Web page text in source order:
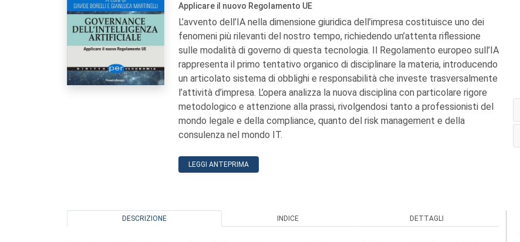
Applicare il nuovo Regolamento UE
L’avvento dell’IA nella dimensione giuridica dell’impresa costituisce uno dei
fenomeni più rilevanti del nostro tempo, richiedendo un’attenta riflessione
sulle modalità di governo di questa tecnologia. Il Regolamento europeo sull’IA
rappresenta il primo tentativo organico di disciplinare la materia, introducendo
un articolato sistema di obblighi e responsabilità che investe trasversalmente
l’attività d’impresa. L’opera analizza la nuova disciplina con particolare rigore
metodologico e attenzione alla prassi, rivolgendosi tanto a professionisti del
mondo legale e della compliance, quanto del risk management e della
consulenza nel mondo IT.
LEGGI ANTEPRIMA
DESCRIZIONE INDICE DETTAGLI